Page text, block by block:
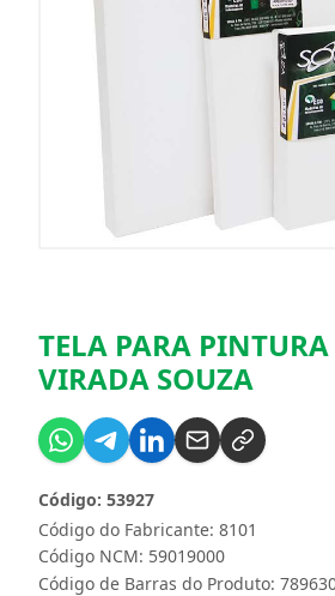
TELA PARA
VIRADA SOUZA
Código do Fabricante: 8101
Código: 53927
Código NCM: 59019000
Código de Barras do Produto: